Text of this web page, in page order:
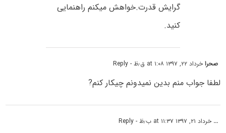
گرایش قدرت.خواهش میکنم راهنمایی
کنید.
صحراخرداد ۲۲, ۱۳۹۷ at ۱:۰۸ ق٫ظ - Reply
لطفا جواب منم بدین نمیدونم چیکار کنم?
... خرداد ۲۱, ۱۳۹۷ at ۱۱:۳۷ ب٫ظ - Reply